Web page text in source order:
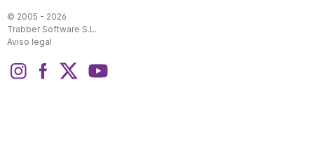
© 2005 - 2026
Trabber Software S.L.
Aviso legal